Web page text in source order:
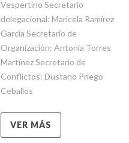
Vespertino Secretario
delegacional: Maricela Ramírez
García Secretario de
Organización: Antonia Torres
Martínez Secretario de
Conflictos: Dustano Priego
Ceballos
VER MÁS